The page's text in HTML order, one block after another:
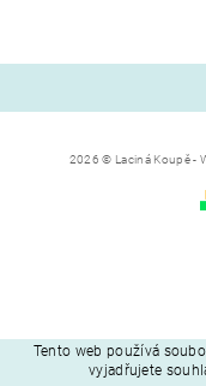
2026 © Laciná Koupě -
Tento web používá
vyjadřujete